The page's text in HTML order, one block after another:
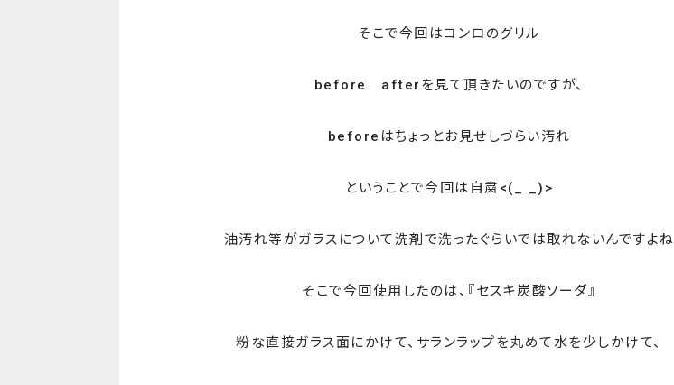
そこで今回はコンロのグリル
before afterを見て頂きたいのですが、
beforeはちょっとお見せしづらい汚れ
ということで今回は自粛<(_ _)>
油汚れ等がガラスについて洗剤で洗ったぐらいでは取れないんですよね
そこで今回使用したのは、『セスキ炭酸ソーダ』
粉な直接ガラス面にかけて、サランラップを丸めて水を少しかけて、